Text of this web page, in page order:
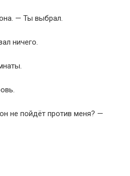
— Ты выбрал.
ничего.
не пойдёт против меня? —